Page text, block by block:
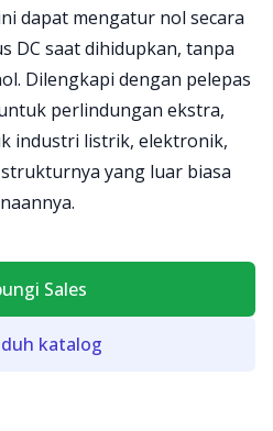
dapat mengatur nol secara
DC saat dihidupkan, tanpa
Dilengkapi dengan pelepas
perlindungan ekstra,
industri listrik, elektronik,
yang luar biasa
Sales
katalog